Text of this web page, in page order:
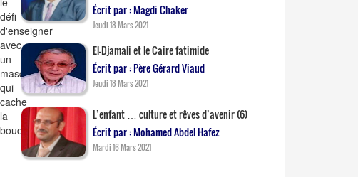
Écrit par : Magdi Chaker
Jeudi 18 Mars 2021
El-Djamali et le Caire fatimide
Écrit par : Père Gérard Viaud
Jeudi 18 Mars 2021
L’enfant … culture et rêves d’avenir (6)
Écrit par : Mohamed Abdel Hafez
Mardi 16 Mars 2021